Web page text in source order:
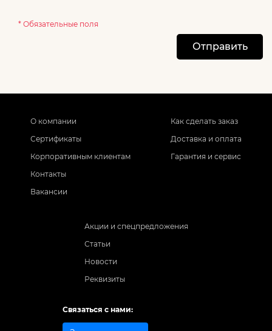
* Обязательные поля
Отправить
О компании
Сертификаты
Корпоративным клиентам
Контакты
Вакансии
Как сделать заказ
Доставка и оплата
Гарантия и сервис
Акции и спецпредложения
Статьи
Новости
Реквизиты
Связаться с нами: